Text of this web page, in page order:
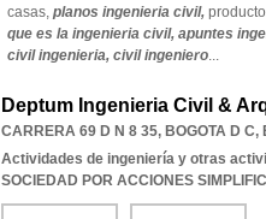
casas, planos ingenieria civil,
que es la ingenieria civil, apuntes
civil ingenieria, civil ingeniero...
Deptum Ingenieria Civil &
CARRERA 69 D N 8 35, BOGOTA D C,
Actividades de ingeniería y otras
SOCIEDAD POR ACCIONES